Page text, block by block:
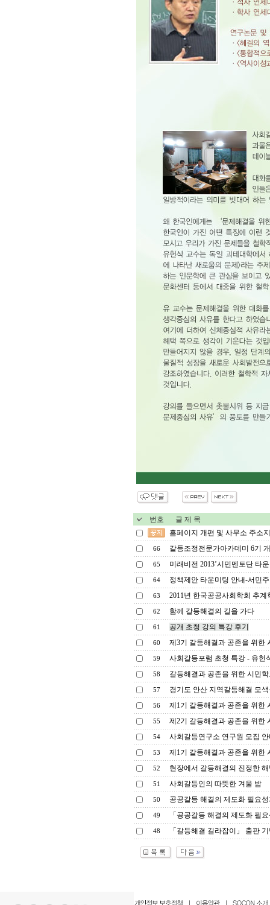
번호
글 제 목
홈페이지 개편 및 사무소 주소
66 갈등조정전문가아카데미 6기
65 미래비전 2013’시민멘토단 타
64 정책제안 타운미팅 안내-서민
63 2011년 한국공공사회학회 추
62 함께 갈등해결의 길을 가다
61 공개 초청 강의 특강 후기
60 제3기 갈등해결과 공존을 위한
59 사회갈등포럼 초청 특강 - 유헌
58 갈등해결과 공존을 위한 시민
57 경기도 안산 지역갈등해결 모
56 제1기 갈등해결과 공존을 위한
55 제2기 갈등해결과 공존을 위한
54 사회갈등연구소 연구원 모집
53 제1기 갈등해결과 공존을 위한
52 현장에서 갈등해결의 진정한
51 사회갈등인의 따뜻한 겨울 밤
50 공공갈등 해결의 제도화 필요
49 「공공갈등 해결의 제도화 필
48 「갈등해결 길라잡이」 출판